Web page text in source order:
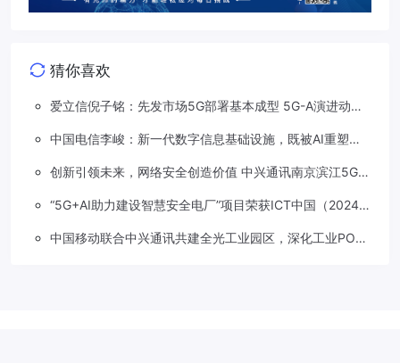
猜你喜欢
爱立信倪子铭：先发市场5G部署基本成型 5G-A演进动能
中国电信李峻：新一代数字信息基础设施，既被AI重塑，
创新引领未来，网络安全创造价值 中兴通讯南京滨江5G工
“5G+AI助力建设智慧安全电厂”项目荣获ICT中国（2024）
中国移动联合中兴通讯共建全光工业园区，深化工业PON